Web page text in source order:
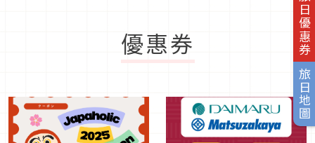
旅日優惠券
旅日地圖
優惠券